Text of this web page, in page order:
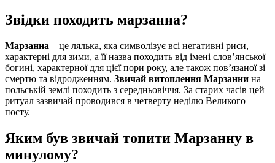
Звідки походить марзанна?
Марзанна – це лялька, яка символізує всі негативні риси,
характерні для зими, а її назва походить від імені слов’янської
богині, характерної для цієї пори року, але також пов’язаної зі
смертю та відродженням. Звичай витоплення Марзанни на
польській землі походить з середньовіччя. За старих часів цей
ритуал зазвичай проводився в четверту неділю Великого
посту.
Яким був звичай топити Марзанну в
минулому?